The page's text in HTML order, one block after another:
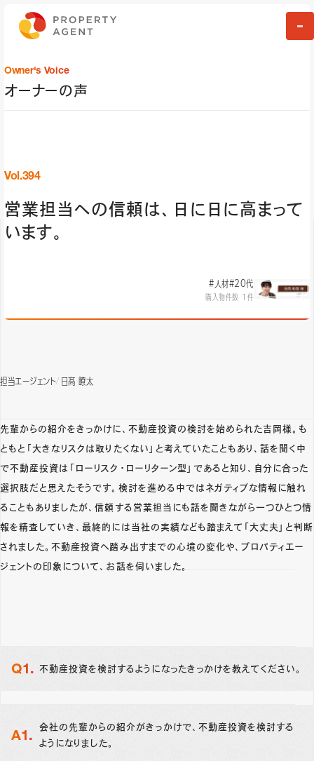
Owner's Voice
オーナーの声
Vol.394
営業担当への信頼は、日に日に高まって
います。
#人材#20代
購入物件数 1件
担当エージェント 日髙 瞭太
先輩からの紹介をきっかけに、不動産投資の検討を始められた吉岡様。も
ともと「大きなリスクは取りたくない」と考えていたこともあり、話を聞く中
で不動産投資は「ローリスク・ローリターン型」であると知り、自分に合った
選択肢だと思えたそうです。検討を進める中ではネガティブな情報に触れ
ることもありましたが、信頼する営業担当にも話を聞きながら一つひとつ情
報を精査していき、最終的には当社の実績なども踏まえて「大丈夫」と判断
されました。不動産投資へ踏み出すまでの心境の変化や、プロパティエー
ジェントの印象について、お話を伺いました。
不動産投資を検討するようになったきっかけを教えてください。
会社の先輩からの紹介がきっかけで、不動産投資を検討する
ようになりました。